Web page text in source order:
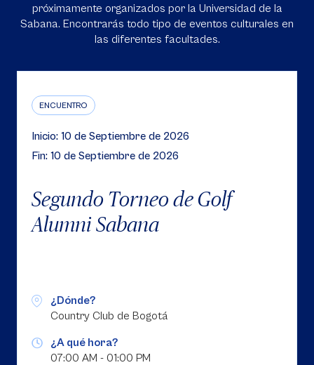
próximamente organizados por la Universidad de la
Sabana. Encontrarás todo tipo de eventos culturales en
las diferentes facultades.
ENCUENTRO
Inicio: 10 de Septiembre de 2026
Fin: 10 de Septiembre de 2026
Segundo Torneo de Golf
Alumni Sabana
¿Dónde?
Country Club de Bogotá
¿A qué hora?
07:00 AM - 01:00 PM